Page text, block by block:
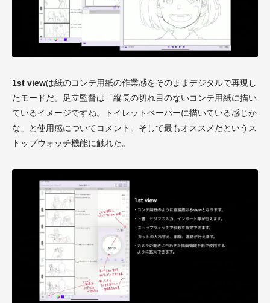
1st viewは紙のコンテ用紙の作業感をそのままデジタルで再現し
たモードだ。足立監督は「縦長の切れ目のないコンテ用紙に描い
ているイメージですね。トイレットペーパーに描いている感じか
な」と使用感についてコメント。そして最もオススメだというス
トップウォッチ機能に触れた。